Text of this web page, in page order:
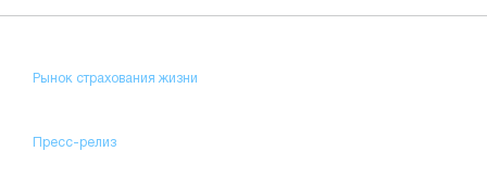
Рынок страхования жизни
Пресс-релиз